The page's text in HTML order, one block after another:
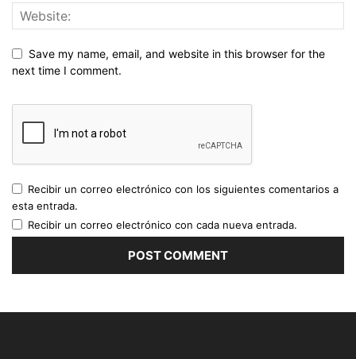
Save my name, email, and website in this browser for the
next time I comment.
Recibir un correo electrónico con los siguientes comentarios a
esta entrada.
Recibir un correo electrónico con cada nueva entrada.